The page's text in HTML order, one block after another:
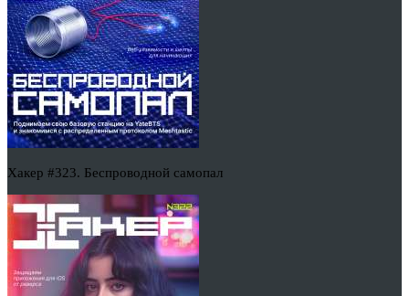
Хакер #323. Беспроводной самопал